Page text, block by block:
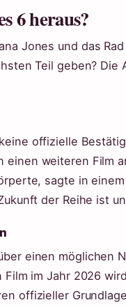
6 heraus?
Jones und das
Teil geben?
offizielle
einen weiteren Film
sagte in
der Reihe ist
einen möglichen
Film im Jahr 2026
offizieller